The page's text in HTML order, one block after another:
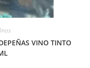
VINO TINTO